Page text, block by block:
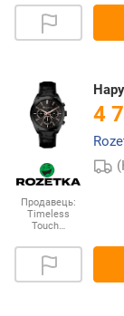
Продавець:
Timeless
Touch…
4